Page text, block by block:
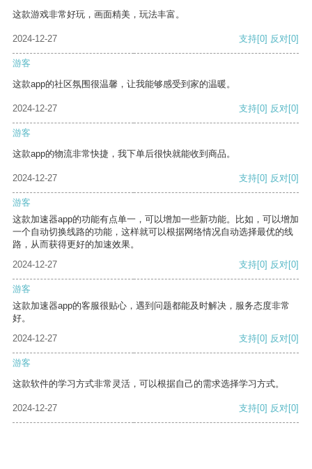
这款游戏非常好玩，画面精美，玩法丰富。
2024-12-27 支持[0] 反对[0]
游客
这款app的社区氛围很温馨，让我能够感受到家的温暖。
2024-12-27 支持[0] 反对[0]
游客
这款app的物流非常快捷，我下单后很快就能收到商品。
2024-12-27 支持[0] 反对[0]
游客
这款加速器app的功能有点单一，可以增加一些新功能。比如，可以增加
一个自动切换线路的功能，这样就可以根据网络情况自动选择最优的线
路，从而获得更好的加速效果。
2024-12-27
支持[0] 反对[0]
游客
这款加速器app的客服很贴心，遇到问题都能及时解决，服务态度非常
好。
2024-12-27
支持[0] 反对[0]
游客
这款软件的学习方式非常灵活，可以根据自己的需求选择学习方式。
2024-12-27 支持[0] 反对[0]